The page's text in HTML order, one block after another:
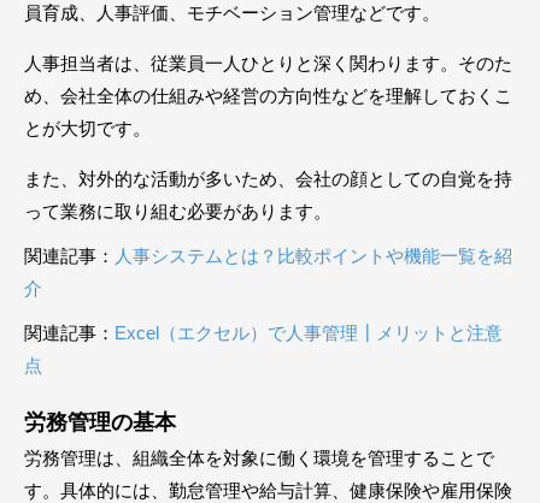
員育成、人事評価、モチベーション管理などです。
人事担当者は、従業員一人ひとりと深く関わります。そのた
め、会社全体の仕組みや経営の方向性などを理解しておくこ
とが大切です。
また、対外的な活動が多いため、会社の顔としての自覚を持
って業務に取り組む必要があります。
関連記事： 人事システムとは？比較ポイントや機能一覧を紹
介
関連記事： Excel（エクセル）で人事管理┃メリットと注意
点
労務管理の基本
労務管理は、組織全体を対象に働く環境を管理することで
す。具体的には、勤怠管理や給与計算、健康保険や雇用保険